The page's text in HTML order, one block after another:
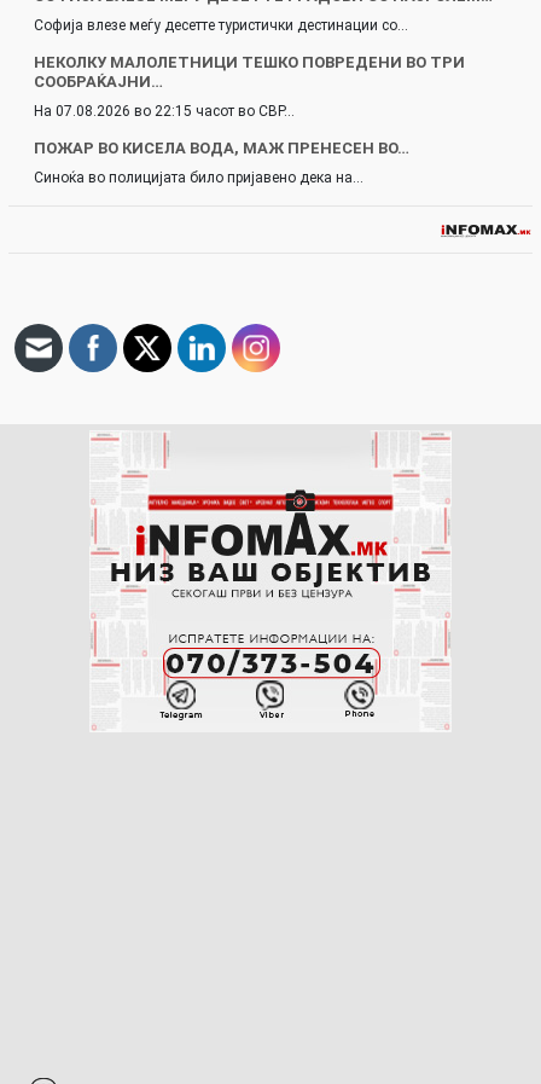
Софија влезе меѓу десетте туристички дестинации со…
НЕКОЛКУ МАЛОЛЕТНИЦИ ТЕШКО ПОВРЕДЕНИ ВО ТРИ
СООБРАЌАЈНИ…
На 07.08.2026 во 22:15 часот во СВР…
ПОЖАР ВО КИСЕЛА ВОДА, МАЖ ПРЕНЕСЕН ВО…
Синоќа во полицијата било пријавено дека на…